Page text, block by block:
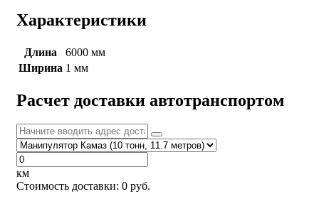
Характеристики
Длина
6000 мм
Ширина 1 мм
Расчет доставки автотранспортом
км
Стоимость доставки: 0 руб.